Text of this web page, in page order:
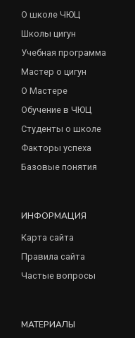
О школе ЧЮЦ
Школы цигун
Учебная программа
Мастер о цигун
О Мастере
Обучение в ЧЮЦ
Студенты о школе
Факторы успеха
Базовые понятия
ИНФОРМАЦИЯ
Карта сайта
Правила сайта
Частые вопросы
МАТЕРИАЛЫ